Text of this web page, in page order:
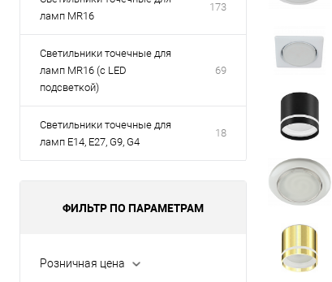
ламп MR16
173
Светильники точечные для
ламп MR16 (с LED
подсветкой)
69
Светильники точечные для
ламп Е14, Е27, G9, G4
18
ФИЛЬТР ПО ПАРАМЕТРАМ
Розничная цена